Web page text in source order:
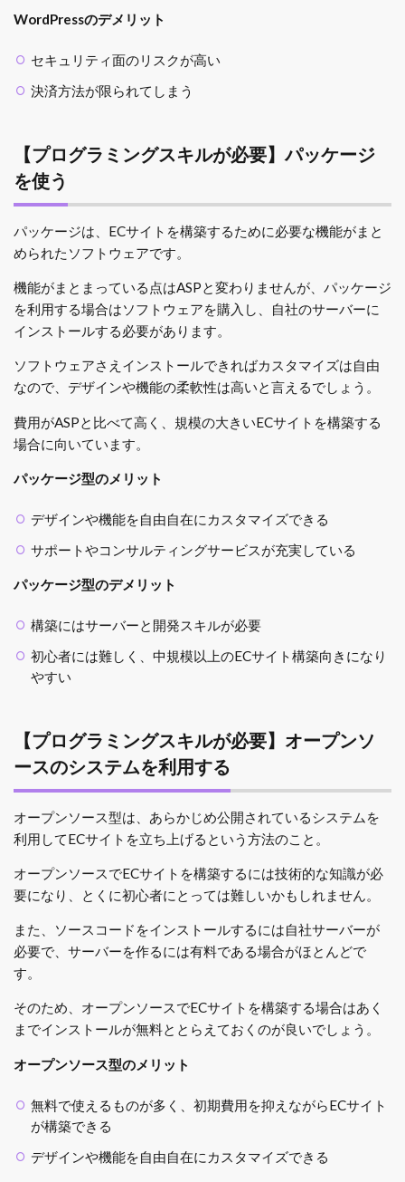
WordPressのデメリット
セキュリティ面のリスクが高い
決済方法が限られてしまう
【プログラミングスキルが必要】パッケージ
を使う
パッケージは、ECサイトを構築するために必要な機能がまと
められたソフトウェアです。
機能がまとまっている点はASPと変わりませんが、パッケージ
を利用する場合はソフトウェアを購入し、自社のサーバーに
インストールする必要があります。
ソフトウェアさえインストールできればカスタマイズは自由
なので、デザインや機能の柔軟性は高いと言えるでしょう。
費用がASPと比べて高く、規模の大きいECサイトを構築する
場合に向いています。
パッケージ型のメリット
デザインや機能を自由自在にカスタマイズできる
サポートやコンサルティングサービスが充実している
パッケージ型のデメリット
構築にはサーバーと開発スキルが必要
初心者には難しく、中規模以上のECサイト構築向きになり
やすい
【プログラミングスキルが必要】オープンソ
ースのシステムを利用する
オープンソース型は、あらかじめ公開されているシステムを
利用してECサイトを立ち上げるという方法のこと。
オープンソースでECサイトを構築するには技術的な知識が必
要になり、とくに初心者にとっては難しいかもしれません。
また、ソースコードをインストールするには自社サーバーが
必要で、サーバーを作るには有料である場合がほとんどで
す。
そのため、オープンソースでECサイトを構築する場合はあく
までインストールが無料ととらえておくのが良いでしょう。
オープンソース型のメリット
無料で使えるものが多く、初期費用を抑えながらECサイト
が構築できる
デザインや機能を自由自在にカスタマイズできる